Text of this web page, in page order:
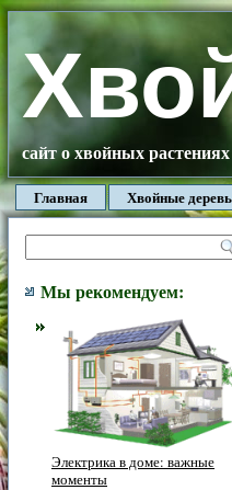
сайт о хвойных растениях
Главная Хвойные
Мы рекомендуем:
Электрика в доме: важные
моменты